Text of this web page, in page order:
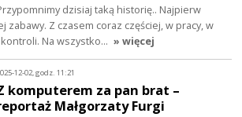
dzisiaj taką historię.. Najpierw
zabawy. Z czasem coraz częściej, w pracy, w
Na wszystko… » więcej
12-02, godz. 11:21
komputerem za pan brat –
Małgorzaty Furgi